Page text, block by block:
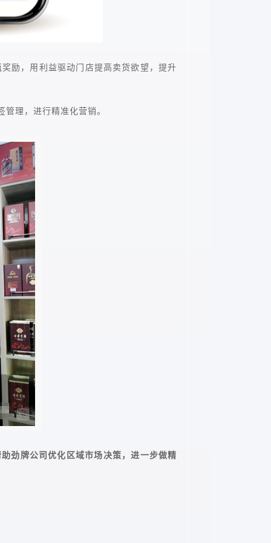
励，用利益驱动门店提高卖货欲望，提升
理，进行精准化营销。
助劲牌公司优化区域市场决策，进一步做精